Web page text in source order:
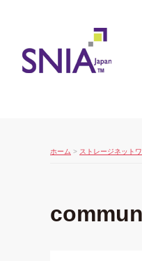
ホーム > ストレージネット